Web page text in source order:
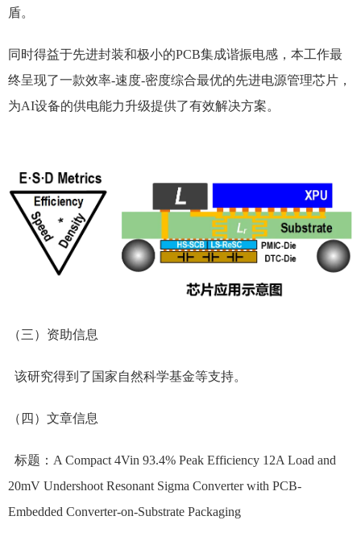
盾。
同时得益于先进封装和极小的PCB集成谐振电感，本工作最
终呈现了一款效率-速度-密度综合最优的先进电源管理芯片，
为AI设备的供电能力升级提供了有效解决方案。
（三）资助信息
该研究得到了国家自然科学基金等支持。
（四）文章信息
标题：A Compact 4Vin 93.4% Peak Efficiency 12A Load and
20mV Undershoot Resonant Sigma Converter with PCB-
Embedded Converter-on-Substrate Packaging